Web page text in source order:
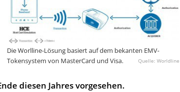
Die Worlline-Lösung basiert auf dem bekanten EMV-
Tokensystem von MasterCard und Visa.
Worldline
diesen Jah­res vor­gese­hen.